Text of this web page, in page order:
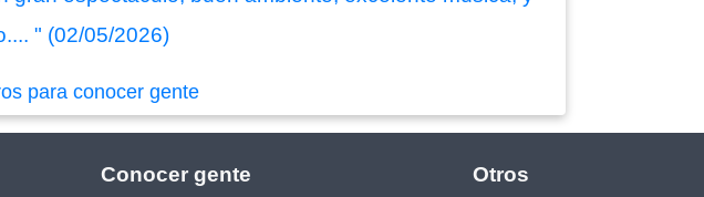
" (02/05/2026)
para conocer gente
Conocer gente Otros